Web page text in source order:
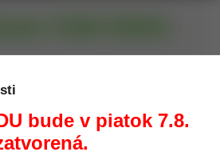
bude v piatok 7.8.